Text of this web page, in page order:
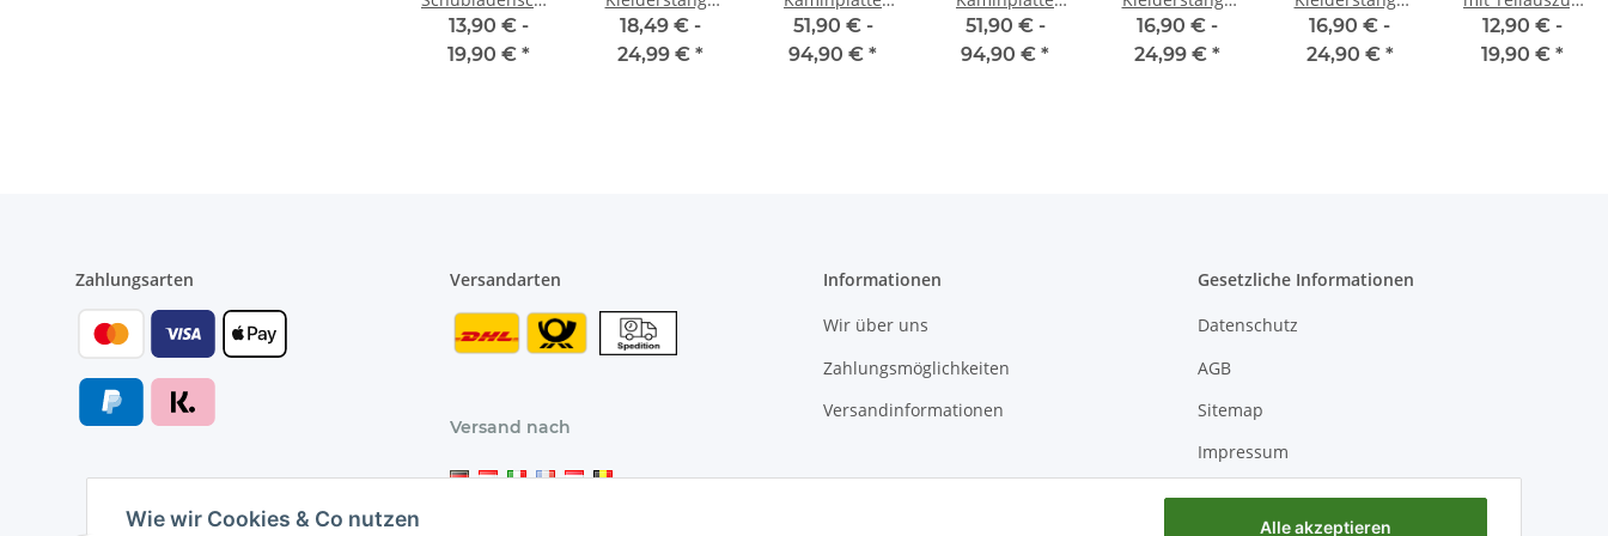
250 mm
[VOLLAUSZUG -
13,90 € -
19,90 € *
Schrank Oval 50
- 120 cm
18,49 € -
24,99 € *
ESG-Glas –
Klarglas
51,90 € -
94,90 € *
ESG-Glas –
schwarz
51,90 € -
94,90 € *
50 - 120 cm Oval
Aluminium
16,90 € -
24,99 € *
Chrom mit
Halterung in 5
16,90 € -
24,90 € *
und
Kugelführung
12,90 € -
19,90 € *
Zahlungsarten Versandarten
Versand nach
Informationen
Wir über uns
Zahlungsmöglichkeiten
Versandinformationen
Gesetzliche Informationen
Datenschutz
AGB
Sitemap
Impressum
Batteriegesetzhinweise
Wie wir Cookies & Co nutzen Alle akzeptieren